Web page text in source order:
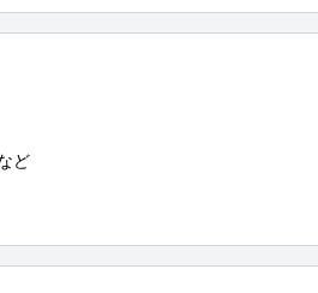
ど